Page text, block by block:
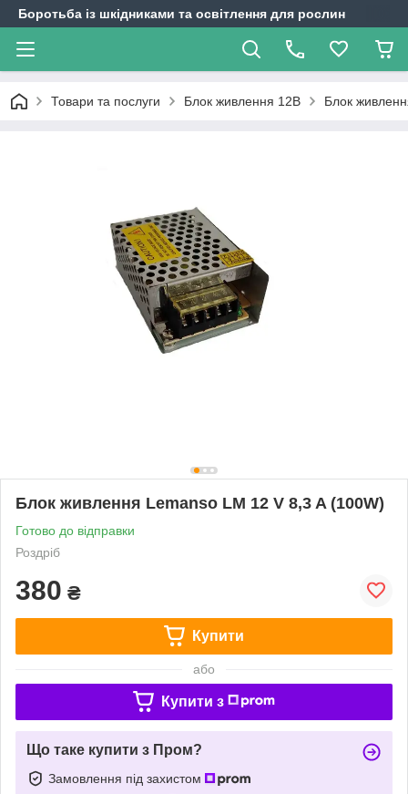
Боротьба із шкідниками та освітлення для рослин
Товари та послуги Блок живлення 12В Блок
Блок живлення Lemanso LM 12 V 8,3 A (100W)
Готово до відправки
Роздріб
380 ₴
Купити
або
Купити з
Що таке купити з Пром?
Замовлення під захистом